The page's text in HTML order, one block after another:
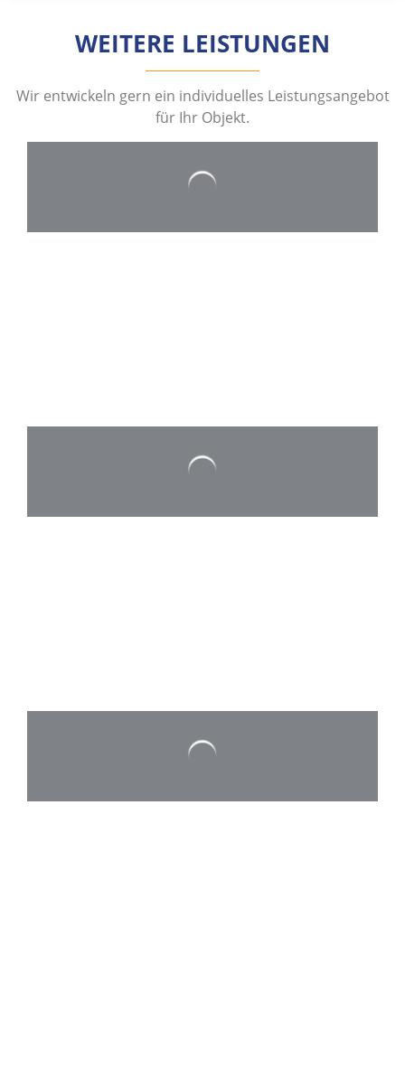
WEITERE LEISTUNGEN
Wir entwickeln gern ein individuelles Leistungsangebot
für Ihr Objekt.